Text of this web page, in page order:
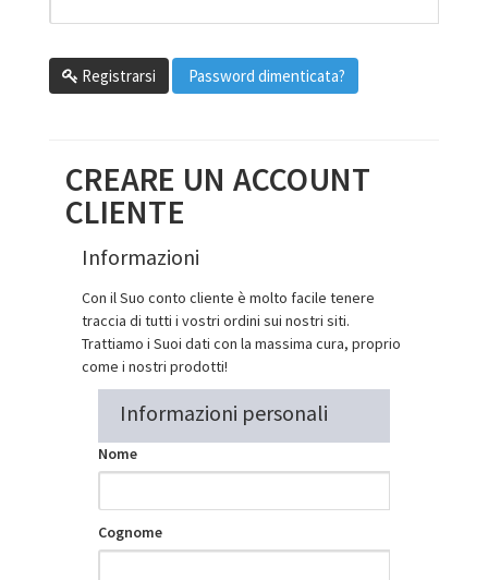
Registrarsi Password dimenticata?
CREARE UN ACCOUNT
CLIENTE
Informazioni
Con il Suo conto cliente è molto facile tenere
traccia di tutti i vostri ordini sui nostri siti.
Trattiamo i Suoi dati con la massima cura, proprio
come i nostri prodotti!
Informazioni personali
Nome
Cognome